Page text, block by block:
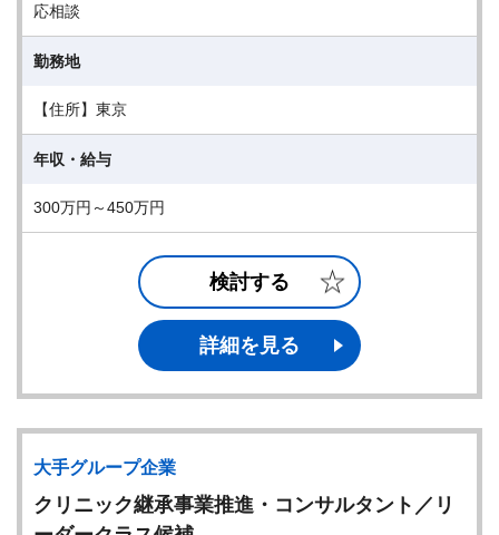
応相談
勤務地
【住所】東京
年収・給与
300万円～450万円
検討する
詳細を見る
大手グループ企業
クリニック継承事業推進・コンサルタント／リ